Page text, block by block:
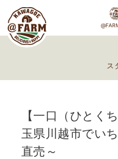
【一口（ひとく
玉県川越市でい
直売～